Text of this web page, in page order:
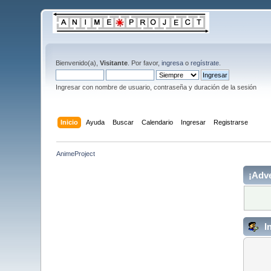
Bienvenido(a),Visitante . Por favor,ingresa oregístrate
Ingresar con nombre de usuario, contraseña y duración de la sesión
Inicio Ayuda Buscar Calendario Ingresar Registrarse
AnimeProject